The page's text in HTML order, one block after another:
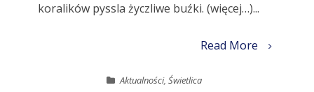
koralików pyssla życzliwe buźki. (więcej…)...
Read More
Aktualności,Świetlica